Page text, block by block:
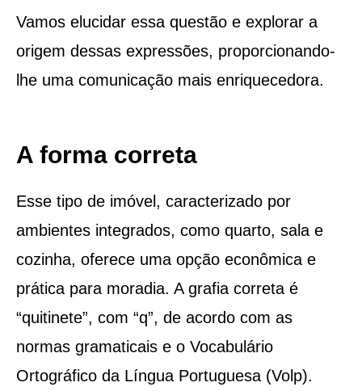
Vamos elucidar essa questão e explorar a
origem dessas expressões, proporcionando-
lhe uma comunicação mais enriquecedora.
A forma correta
Esse tipo de imóvel, caracterizado por
ambientes integrados, como quarto, sala e
cozinha, oferece uma opção econômica e
prática para moradia. A grafia correta é
“quitinete”, com “q”, de acordo com as
normas gramaticais e o Vocabulário
Ortográfico da Língua Portuguesa (Volp).